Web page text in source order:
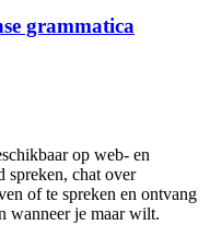
grammatica
op web- en
spreken, chat over
of te spreken en ontvang
wanneer je maar wilt.